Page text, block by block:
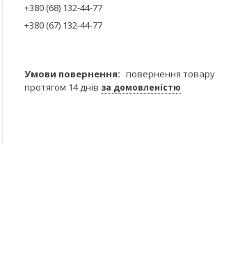
+380 (68) 132-44-77
+380 (67) 132-44-77
повернення товару
протягом 14 днів за домовленістю